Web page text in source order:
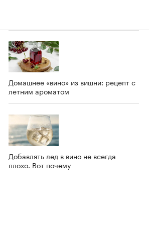
Домашнее «вино» из вишни: рецепт с
летним ароматом
Добавлять лед в вино не всегда
плохо. Вот почему